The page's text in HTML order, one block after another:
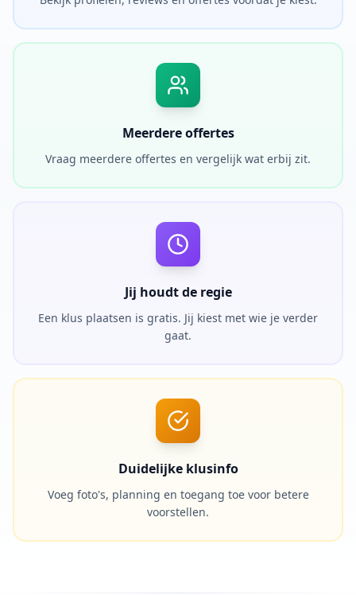
Meerdere offertes
Vraag meerdere offertes en vergelijk wat erbij zit.
Jij houdt de regie
Een klus plaatsen is gratis. Jij kiest met wie je verder
gaat.
Duidelijke klusinfo
Voeg foto's, planning en toegang toe voor betere
voorstellen.